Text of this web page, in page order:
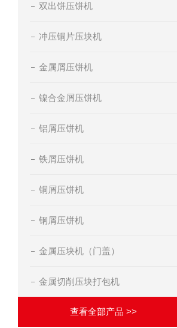
双出饼压饼机
冲压铜片压块机
金属屑压饼机
镍合金屑压饼机
铝屑压饼机
铁屑压饼机
铜屑压饼机
钢屑压饼机
金属压块机（门盖）
金属切削压块打包机
查看全部产品 >>